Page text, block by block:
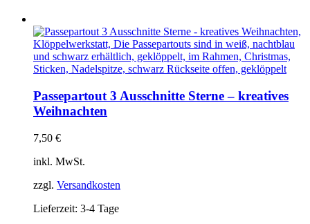
Passepartout 3 Ausschnitte Sterne – kreatives
Weihnachten
7,50 €
inkl. MwSt.
zzgl. Versandkosten
Lieferzeit: 3-4 Tage